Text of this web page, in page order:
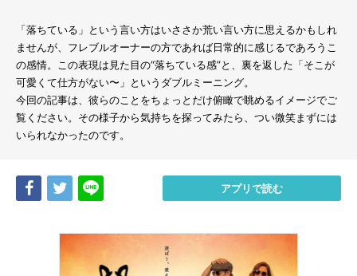
「落ちている」という言い方はいささか荒い言い方に思えるかもしれ
ませんが、フレブルオーナーの方であれば日常的に感じるであろうこ
の感情。この表現は見た目の“落ちている感”と、裏を返した「そこが
可愛くて仕方がない〜」というダブルミーニング。
今回の記事は、彼らのことをちょっとだけ俯瞰で眺めるイメージでご
覧ください。その様子から気持ちを探ってみたら、つい微笑まずには
いられなかったのです。
Share Tweet アプリで読む